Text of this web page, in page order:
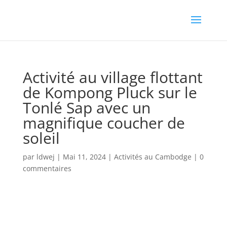
Activité au village flottant
de Kompong Pluck sur le
Tonlé Sap avec un
magnifique coucher de
soleil
par ldwej | Mai 11, 2024| Activités au Cambodge | 0
commentaires